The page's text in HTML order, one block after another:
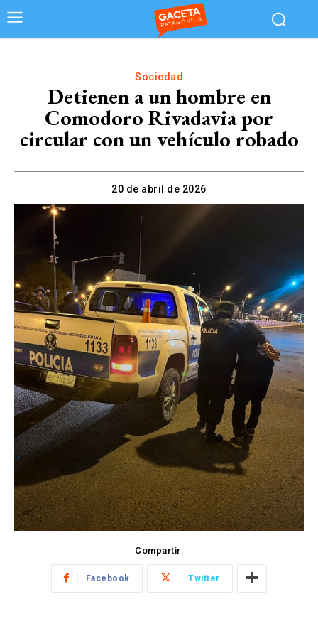
Sociedad
Detienen a un hombre en
Comodoro Rivadavia por
circular con un vehículo robado
20 de abril de 2026
Compartir:
Facebook Twitter